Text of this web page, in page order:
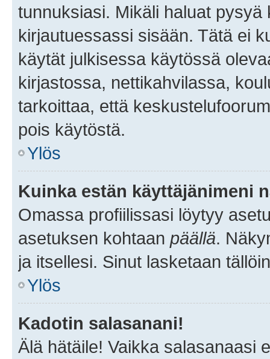
tunnuksiasi. Mikäli haluat
kirjautuessassi sisään. Tätä ei
käytät julkisessa käytössä
kirjastossa, nettikahvilassa,
tarkoittaa, että
pois käytöstä.
Ylös
Kuinka estän käyttäjänimeni
Omassa profiilissasi löytyy
asetuksen kohtaan päällä.
ja itsellesi. Sinut lasketaan
Ylös
Kadotin salasanani!
Älä hätäile! Vaikka salasanaasi